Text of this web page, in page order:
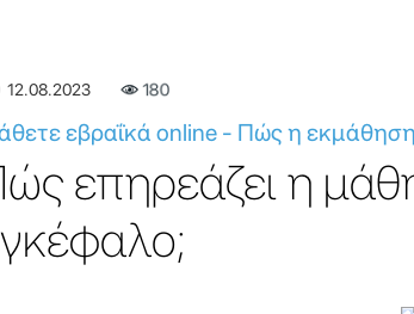
12.08.2023 180
εβραΐκά online - Πώς η
επηρεάζει η